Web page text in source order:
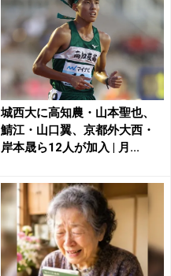
城西大に高知農・山本聖也、
鯖江・山口翼、京都外大西・
岸本晟ら12人が加入 | 月...